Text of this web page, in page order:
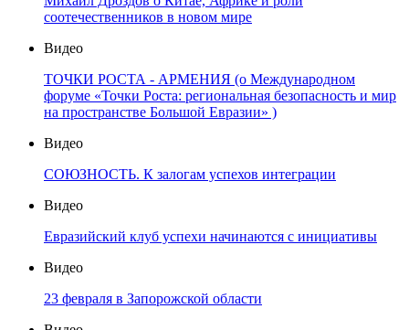
соотечественников в новом мире
Видео
ТОЧКИ РОСТА - АРМЕНИЯ (о Международном
форуме «Точки Роста: региональная безопасность и мир
на пространстве Большой Евразии» )
Видео
СОЮЗНОСТЬ. К залогам успехов интеграции
Видео
Евразийский клуб успехи начинаются с инициативы
Видео
23 февраля в Запорожской области